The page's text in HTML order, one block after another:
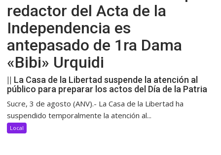
redactor del Acta de la
Independencia es
antepasado de 1ra Dama
«Bibi» Urquidi
|| La Casa de la Libertad suspende la atención al
público para preparar los actos del Día de la Patria
Sucre, 3 de agosto (ANV).- La Casa de la Libertad ha
suspendido temporalmente la atención al...
Local